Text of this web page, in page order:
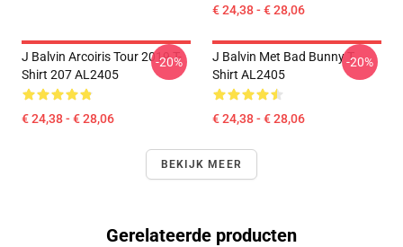
€ 24,38 - € 28,06
J Balvin Arcoiris Tour 2019 T-
Shirt 207 AL2405
€ 24,38 - € 28,06
-20%
J Balvin Met Bad Bunny T
Shirt AL2405
€ 24,38 - € 28,06
-20%
BEKIJK MEER
Gerelateerde producten